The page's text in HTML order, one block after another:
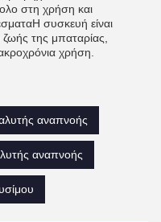
στη χρήση και
συσκευή είναι
ζωής της μπαταρίας,
χρήση.
αναπνοής
αναπνοής